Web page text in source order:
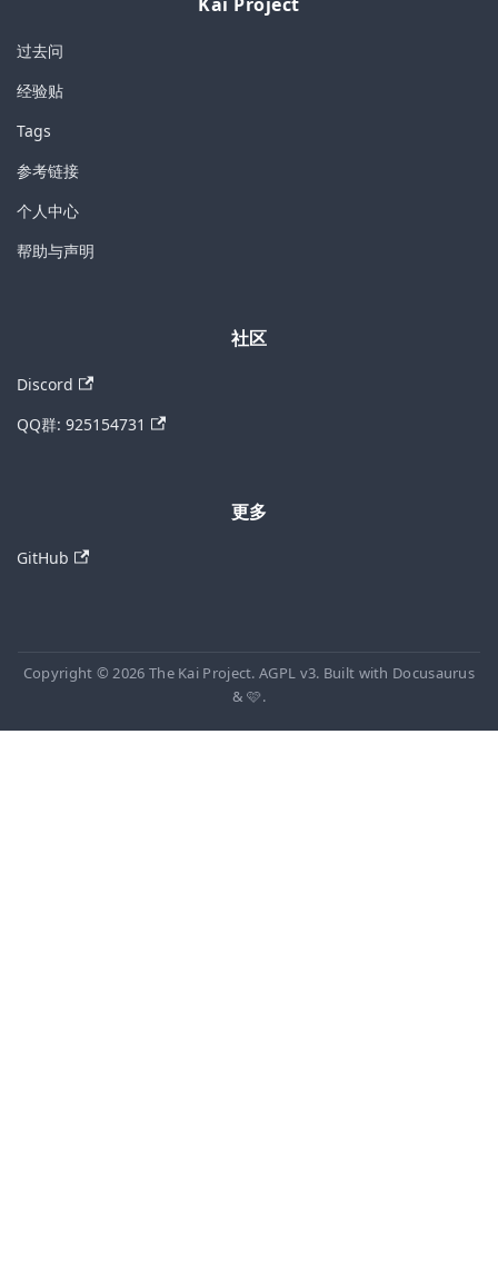
过去问
经验贴
Tags
参考链接
个人中心
帮助与声明
社区
Discord
QQ群: 925154731
更多
GitHub
Copyright © 2026 The Kai Project. AGPL v3. Built with Docusaurus
& 🩷.